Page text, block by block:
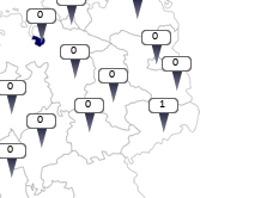
1
0
0
0
0
0
0
0
0
0